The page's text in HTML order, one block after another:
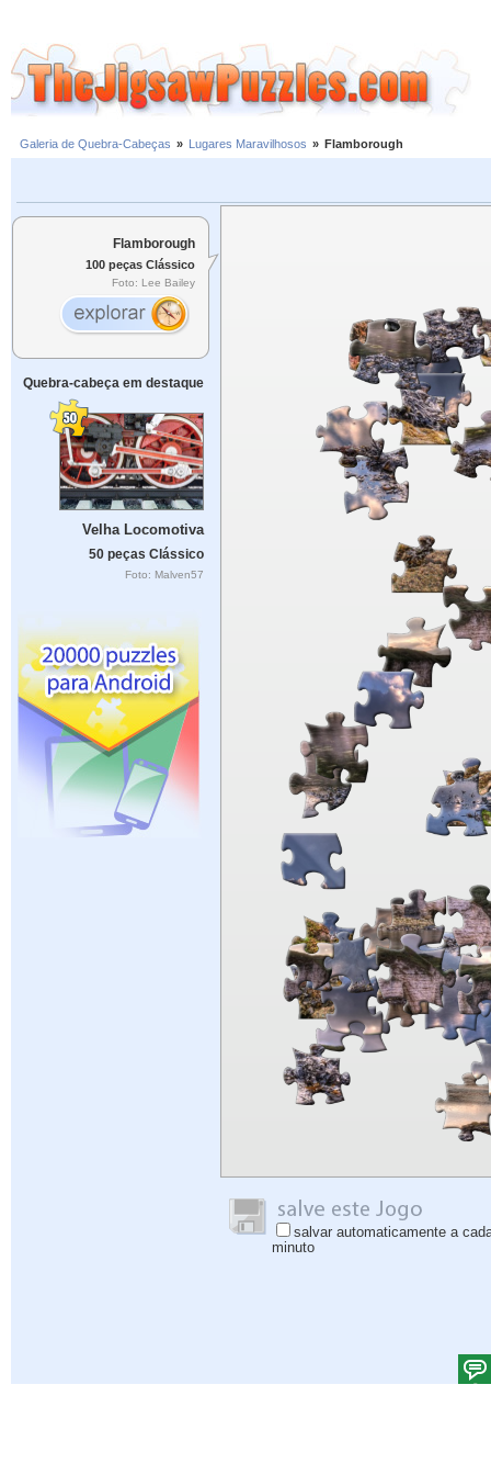
Galeria de Quebra-Cabeças » Lugares Maravilhosos » Flamborough
Flamborough
100 peças Clássico
Foto: Lee Bailey
Quebra-cabeça em destaque
Velha Locomotiva
50 peças Clássico
Foto: Malven57
salvar automaticamente a
minuto